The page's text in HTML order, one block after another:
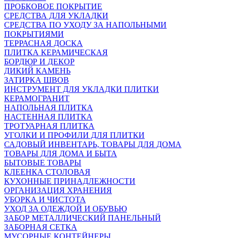
ПРОБКОВОЕ ПОКРЫТИЕ
СРЕДСТВА ДЛЯ УКЛАДКИ
СРЕДСТВА ПО УХОДУ ЗА НАПОЛЬНЫМИ
ПОКРЫТИЯМИ
ТЕРРАСНАЯ ДОСКА
ПЛИТКА КЕРАМИЧЕСКАЯ
БОРДЮР И ДЕКОР
ДИКИЙ КАМЕНЬ
ЗАТИРКА ШВОВ
ИНСТРУМЕНТ ДЛЯ УКЛАДКИ ПЛИТКИ
КЕРАМОГРАНИТ
НАПОЛЬНАЯ ПЛИТКА
НАСТЕННАЯ ПЛИТКА
ТРОТУАРНАЯ ПЛИТКА
УГОЛКИ И ПРОФИЛИ ДЛЯ ПЛИТКИ
САДОВЫЙ ИНВЕНТАРЬ, ТОВАРЫ ДЛЯ ДОМА
ТОВАРЫ ДЛЯ ДОМА И БЫТА
БЫТОВЫЕ ТОВАРЫ
КЛЕЕНКА СТОЛОВАЯ
КУХОННЫЕ ПРИНАДЛЕЖНОСТИ
ОРГАНИЗАЦИЯ ХРАНЕНИЯ
УБОРКА И ЧИСТОТА
УХОД ЗА ОДЕЖДОЙ И ОБУВЬЮ
ЗАБОР МЕТАЛЛИЧЕСКИЙ ПАНЕЛЬНЫЙ
ЗАБОРНАЯ СЕТКА
МУСОРНЫЕ КОНТЕЙНЕРЫ